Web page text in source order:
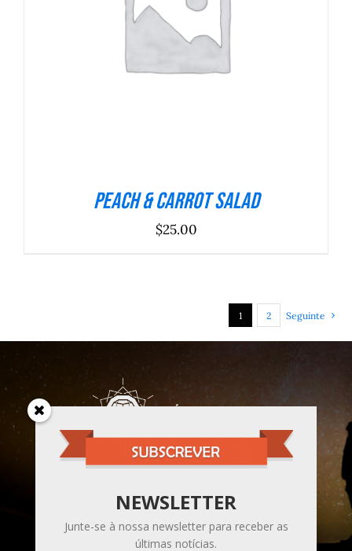
ADICIONAR
Peach & Carrot Salad
$25.00
1 2 Seguinte
Sou um caminhante da Luz,
na senda do Despertar da Consciência
para a Unidade.
NEWSLETTER
Junte-se à nossa newsletter para receber as
últimas notícias.